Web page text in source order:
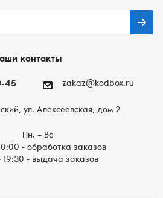
контакты
45 zakaz@kodbox.ru
ул. Алексеевская, дом 2
Пн. – Вc
- обработка заказов
- выдача заказов